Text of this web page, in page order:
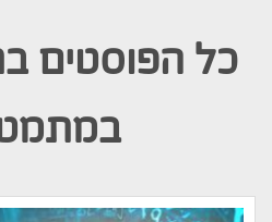
כל הפוסטים ב